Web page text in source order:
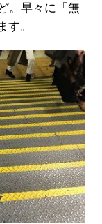
。早々に「無
。